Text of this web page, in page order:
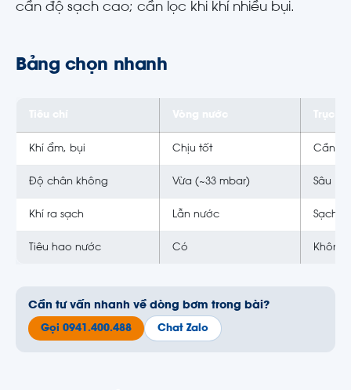
cần độ sạch cao; cần lọc khi khí nhiều bụi.
Bảng chọn nhanh
Khí ẩm, bụi Chịu tốt Cần
Độ chân không Vừa (~33 mbar) Sâu
Khí ra sạch Lẫn nước Sạch,
Tiêu hao nước Có Không
Cần tư vấn nhanh về dòng bơm trong bài?
Gọi 0941.400.488 Chat Zalo